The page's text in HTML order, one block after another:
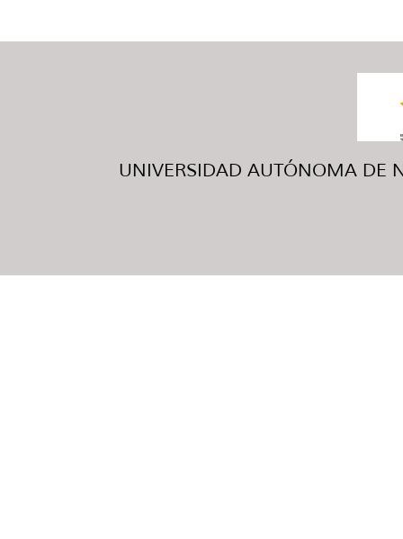
UNIVERSIDAD AUTÓNOMA DE